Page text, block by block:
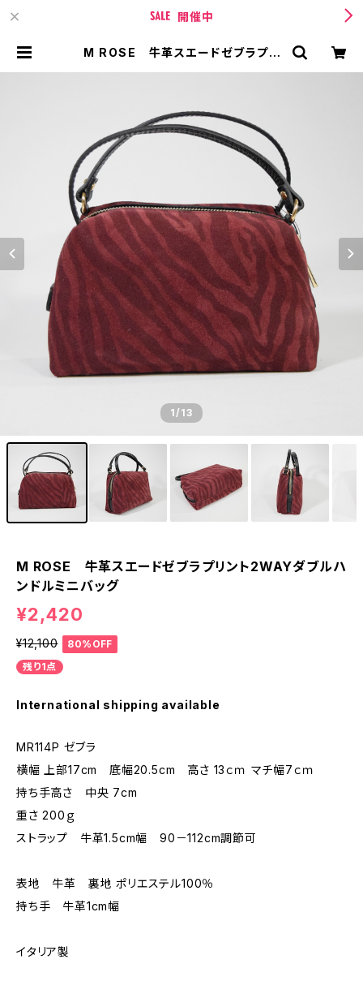
開催中
M ROSE 牛革スエードゼブラプリ
1/13
M ROSE 牛革スエードゼブラプリント2WAYダブルハ
ンドルミニバッグ
¥2,420
¥12,100
80%OFF
残り1点
International shipping available
MR114P ゼブラ
横幅 上部17cm 底幅20.5cm 高さ 13ｃｍ マチ幅7ｃｍ
持ち手高さ 中央 7cm
重さ 200ｇ
ストラップ 牛革1.5cm幅 90－112cm調節可
表地 牛革 裏地 ポリエステル100％
持ち手 牛革1cm幅
イタリア製